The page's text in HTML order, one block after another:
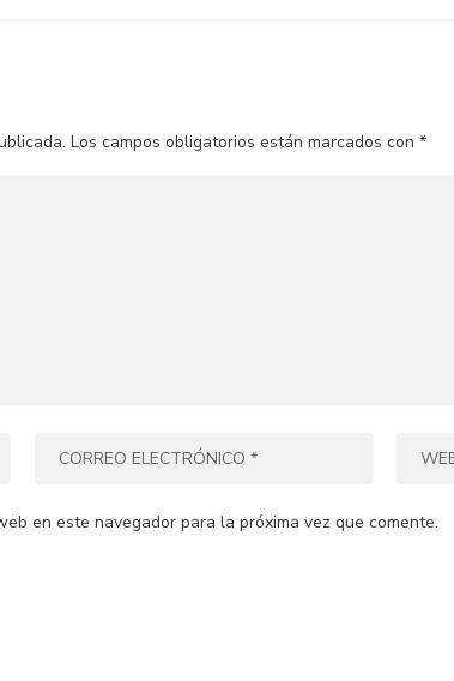
Los campos obligatorios están marcados con*
en este navegador para la próxima vez que comente.